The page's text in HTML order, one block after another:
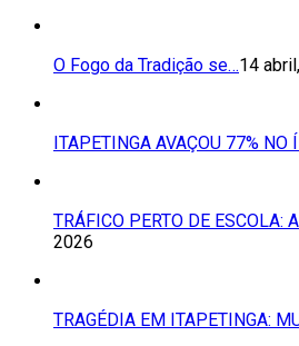
O Fogo da Tradição se…14
ITAPETINGA AVAÇOU 77% NO
TRÁFICO PERTO DE ESCOLA:
2026
TRAGÉDIA EM ITAPETINGA: